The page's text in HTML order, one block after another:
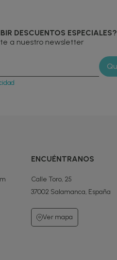
DESCUENTOS ESPECIALES?
a nuestro newsletter
ENCUÉNTRANOS
Calle Toro, 25
37002 Salamanca, España
Ver mapa